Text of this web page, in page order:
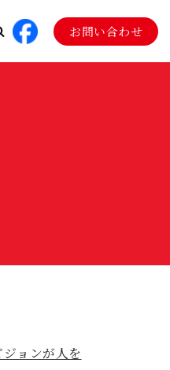
お問い合わせ
ジョンが人を